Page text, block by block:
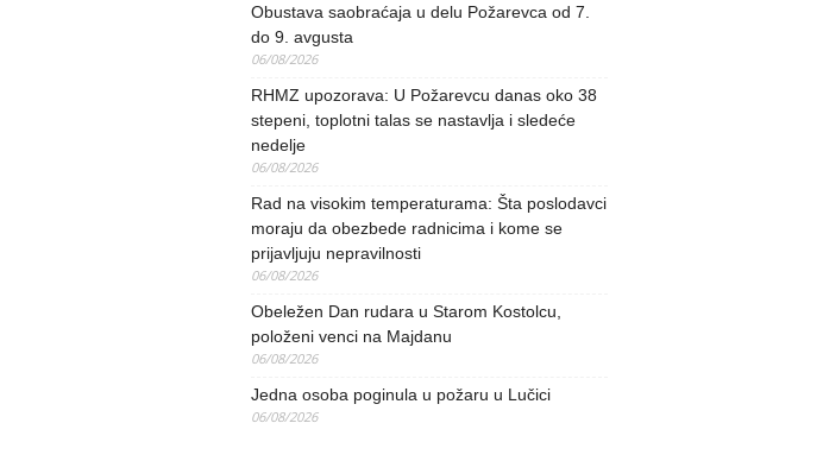
Obustava saobraćaja u delu Požarevca od 7.
do 9. avgusta
06/08/2026
RHMZ upozorava: U Požarevcu danas oko 38
stepeni, toplotni talas se nastavlja i sledeće
nedelje
06/08/2026
Rad na visokim temperaturama: Šta poslodavci
moraju da obezbede radnicima i kome se
prijavljuju nepravilnosti
06/08/2026
Obeležen Dan rudara u Starom Kostolcu,
položeni venci na Majdanu
06/08/2026
Jedna osoba poginula u požaru u Lučici
06/08/2026